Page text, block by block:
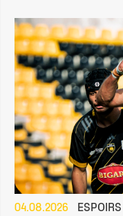
04.08.2026 ESPOIRS